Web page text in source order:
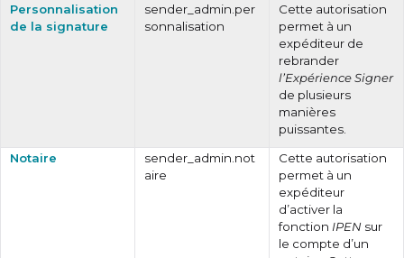
Personnalisation
de la signature
sender_admin.per
sonnalisation
Cette autorisation
permet à un
expéditeur de
rebrander
l’Expérience Signer
de plusieurs
manières
puissantes.
Notaire
sender_admin.not
aire
Cette autorisation
permet à un
expéditeur
d’activer la
fonction IPEN sur
le compte d’un